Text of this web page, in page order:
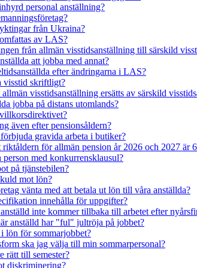
personal anställning?
från Ukraina?
av LAS?
från allmän visstidsanställning till särskild
att jobba med annat?
efter ändringarna i LAS?
visstid skriftligt?
visstidsanställning ersätts av särskild
jobba på distans utomlands?
även efter pensionsåldern?
gravida arbeta i butiker?
riktåldern för allmän pension år 2026 och 2027 är
person med konkurrensklausul?
på tjänstebilen?
mot lön?
vänta med att betala ut lön till våra anställda?
innehålla för uppgifter?
inte kommer tillbaka till arbetet efter
anställd har "ful" jultröja på jobbet?
lön för sommarjobbet?
ska jag välja till min sommarpersonal?
rätt till semester?
diskriminering?